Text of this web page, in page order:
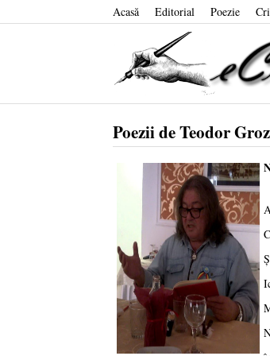
Acasă Editorial Poezie
Poezii de Teodor